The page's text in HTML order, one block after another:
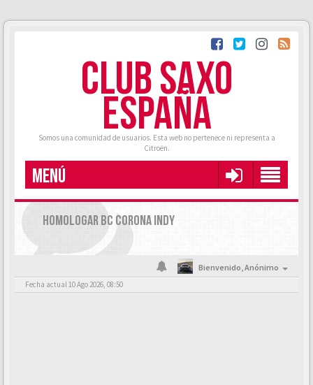
CLUB SAXO
ESPAÑA
Somos una comunidad de usuarios. Esta web no pertenece ni representa a
Citroën.
MENÚ
HOMOLOGAR BC CORONA INDY
Bienvenido,Anónimo
Fecha actual 10 Ago 2026, 08:50